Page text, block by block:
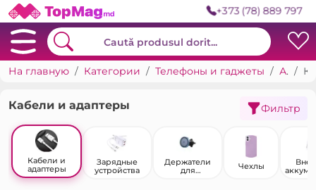
+373 (78) 889 797
На главную Категории Телефоны и гаджеты Аксессуары для телефонов Кабели и адаптеры
Кабели и адаптеры Фильтр
Кабели и
адаптеры
Зарядные
устройства
Держатели
для
Чехлы